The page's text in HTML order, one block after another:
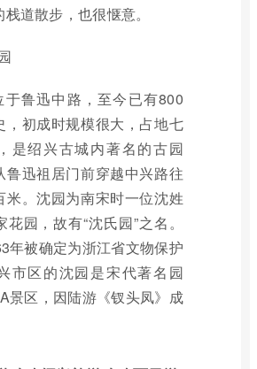
道散步，也很惬意。
于鲁迅中路，至今已有800
，初成时规模很大，占地七
是绍兴古城内著名的古园
鲁迅祖居门前穿越中兴路往
米。沈园为南宋时一位沈姓
园，故有“沈氏园”之名。
年被确定为浙江省文物保护
市区的沈园是宋代著名园
景区，因陆游《钗头凤》成